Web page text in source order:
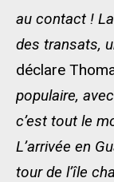
au contact !
des transats,
déclare
populaire,
c’est tout le
L’arrivée en
tour de l’île